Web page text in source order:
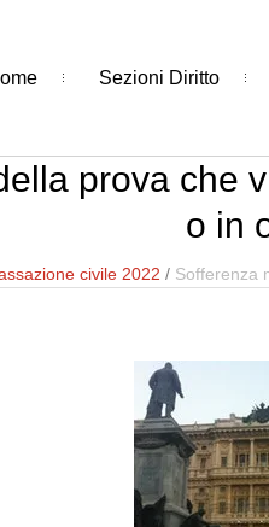
Sezioni Diritto
prova che
o in
civile 2022 / Sofferenza